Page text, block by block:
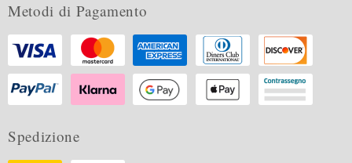
Metodi di Pagamento
Spedizione